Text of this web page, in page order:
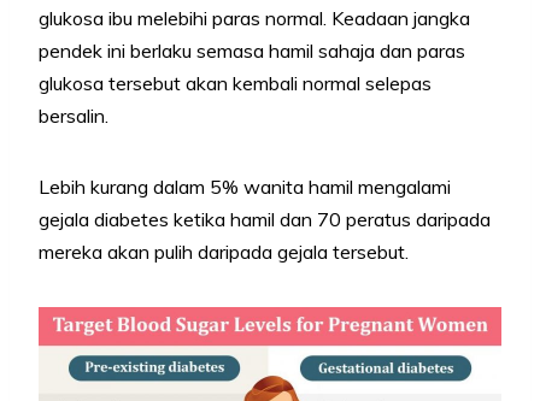
glukosa ibu melebihi paras normal. Keadaan jangka
pendek ini berlaku semasa hamil sahaja dan paras
glukosa tersebut akan kembali normal selepas
bersalin.
Lebih kurang dalam 5% wanita hamil mengalami
gejala diabetes ketika hamil dan 70 peratus daripada
mereka akan pulih daripada gejala tersebut.